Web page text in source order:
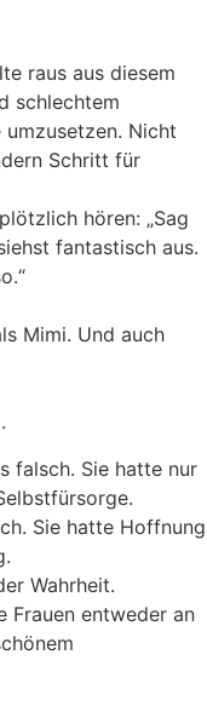
raus aus diesem
schlechtem
umzusetzen. Nicht
Schritt für
hören: „Sag
fantastisch aus.
Mimi. Und auch
falsch. Sie hatte nur
Sie hatte Hoffnung
Wahrheit.
Frauen entweder an